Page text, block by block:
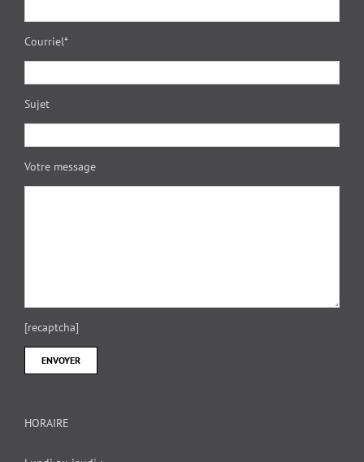
Courriel*
Sujet
Votre message
[recaptcha]
HORAIRE